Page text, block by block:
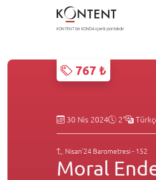
KONTENT bir KONDA içerik portalıdır.
767 ₺
30 Nis 2024 2"
Nisan'24 Barometresi - 152
Moral